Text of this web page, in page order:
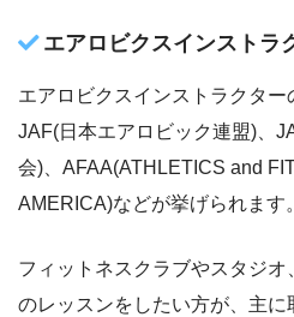
エアロビクスインストラ
エアロビクスインストラクター
JAF(日本エアロビック連盟)、
会)、AFAA(ATHLETICS and
AMERICA)などが挙げられます。
フィットネスクラブやスタジ
のレッスンをしたい方が、主に